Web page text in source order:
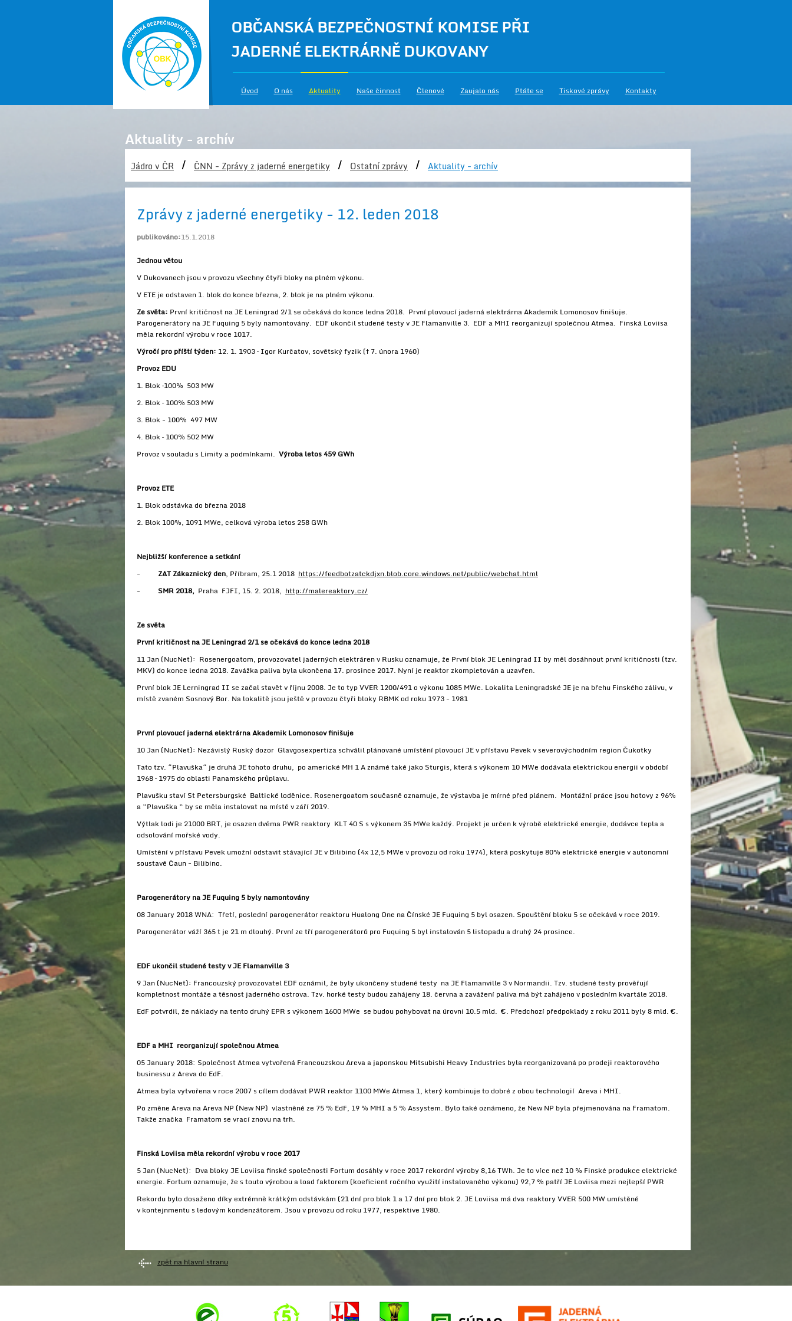
OBČANSKÁ BEZPEČNOSTNÍ KOMISE PŘI
JADERNÉ ELEKTRÁRNĚ DUKOVANY
Úvod O nás Aktuality Naše činnost Členové Zaujalo nás Ptáte se Tiskové zprávy Kontakty
Aktuality - archív
Jádro v ČR / ČNN - Zprávy z jaderné energetiky / Ostatní zprávy / Aktuality - archív
Zprávy z jaderné energetiky - 12. leden 2018
publikováno:15.1.2018
Jednou větou
V Dukovanech jsou v provozu všechny čtyři bloky na plném výkonu.
V ETE je odstaven 1. blok do konce března, 2. blok je na plném výkonu.
Ze světa: První kritičnost na JE Leningrad 2/1 se očekává do konce ledna 2018. První plovoucí jaderná elektrárna Akademik Lomonosov finišuje.
Parogenerátory na JE Fuquing 5 byly namontovány. EDF ukončil studené testy v JE Flamanville 3. EDF a MHI reorganizují společnou Atmea. Finská Loviisa
měla rekordní výrobu v roce 1017.
Výročí pro příští týden: 12. 1. 1903–Igor Kurčatov, sovětský fyzik († 7. února 1960)
Provoz EDU
1. Blok –100% 503 MW
2. Blok – 100% 503 MW
3. Blok - 100% 497 MW
4. Blok – 100% 502 MW
Provoz v souladu s Limity a podmínkami. Výroba letos 459 GWh
Provoz ETE
1. Blok odstávka do března 2018
2. Blok 100%, 1091 MWe, celková výroba letos 258 GWh
Nejbližší konference a setkání
- ZAT Zákaznický den, Příbram, 25.1 2018 https://feedbotzatckdjxn.blob.core.windows.net/public/webchat.html
- SMR 2018, Praha FJFI, 15. 2. 2018, http://malereaktory.cz/
Ze světa
První kritičnost na JE Leningrad 2/1 se očekává do konce ledna 2018
11 Jan (NucNet): Rosenergoatom, provozovatel jaderných elektráren v Rusku oznamuje, že První blok JE Leningrad II by měl dosáhnout první kritičnosti (tzv.
MKV) do konce ledna 2018. Zavážka paliva byla ukončena 17. prosince 2017. Nyní je reaktor zkompletován a uzavřen.
První blok JE Lerningrad II se začal stavět v říjnu 2008. Je to typ VVER 1200/491 o výkonu 1085 MWe. Lokalita Leningradské JE je na břehu Finského zálivu, v
místě zvaném Sosnový Bor. Na lokalitě jsou ještě v provozu čtyři bloky RBMK od roku 1973 - 1981
První plovoucí jaderná elektrárna Akademik Lomonosov finišuje
10 Jan (NucNet): Nezávislý Ruský dozor Glavgosexpertiza schválil plánované umístění plovoucí JE v přístavu Pevek v severovýchodním region Čukotky
Tato tzv. “Plavuška“ je druhá JE tohoto druhu, po americké MH 1 A známé také jako Sturgis, která s výkonem 10 MWe dodávala elektrickou energii v období
1968 – 1975 do oblasti Panamského průplavu.
Plavušku staví St Petersburgské Baltické loděnice. Rosenergoatom současně oznamuje, že výstavba je mírné před plánem. Montážní práce jsou hotovy z 96%
a “Plavuška “ by se měla instalovat na místě v září 2019.
Výtlak lodi je 21000 BRT, je osazen dvěma PWR reaktory KLT 40 S s výkonem 35 MWe každý. Projekt je určen k výrobě elektrické energie, dodávce tepla a
odsolování mořské vody.
Umístění v přístavu Pevek umožní odstavit stávající JE v Bilibino (4x 12,5 MWe v provozu od roku 1974), která poskytuje 80% elektrické energie v autonomní
soustavě Čaun - Bilibino.
Parogenerátory na JE Fuquing 5 byly namontovány
08 January 2018 WNA: Třetí, poslední parogenerátor reaktoru Hualong One na Čínské JE Fuquing 5 byl osazen. Spouštění bloku 5 se očekává v roce 2019.
Parogenerátor váží 365 t je 21 m dlouhý. První ze tří parogenerátorů pro Fuquing 5 byl instalován 5 listopadu a druhý 24 prosince.
EDF ukončil studené testy v JE Flamanville 3
9 Jan (NucNet): Francouzský provozovatel EDF oznámil, že byly ukončeny studené testy na JE Flamanville 3 v Normandii. Tzv. studené testy prověřují
kompletnost montáže a těsnost jaderného ostrova. Tzv. horké testy budou zahájeny 18. června a zavážení paliva má být zahájeno v posledním kvartále 2018.
EdF potvrdil, že náklady na tento druhý EPR s výkonem 1600 MWe se budou pohybovat na úrovni 10.5 mld. €. Předchozí předpoklady z roku 2011 byly 8 mld. €.
EDF a MHI reorganizují společnou Atmea
05 January 2018: Společnost Atmea vytvořená Francouzskou Areva a japonskou Mitsubishi Heavy Industries byla reorganizovaná po prodeji reaktorového
businessu z Areva do EdF.
Atmea byla vytvořena v roce 2007 s cílem dodávat PWR reaktor 1100 MWe Atmea 1, který kombinuje to dobré z obou technologií Areva i MHI.
Po změne Areva na Areva NP (New NP) vlastněné ze 75 % EdF, 19 % MHI a 5 % Assystem. Bylo také oznámeno, že New NP byla přejmenována na Framatom.
Takže značka Framatom se vrací znovu na trh.
Finská Loviisa měla rekordní výrobu v roce 2017
5 Jan (NucNet): Dva bloky JE Loviisa finské společnosti Fortum dosáhly v roce 2017 rekordní výroby 8,16 TWh. Je to více než 10 % Finské produkce elektrické
energie. Fortum oznamuje, že s touto výrobou a load faktorem (koeficient ročního využití instalovaného výkonu) 92,7 % patří JE Loviisa mezi nejlepší PWR
Rekordu bylo dosaženo díky extrémně krátkým odstávkám (21 dní pro blok 1 a 17 dní pro blok 2. JE Loviisa má dva reaktory VVER 500 MW umístěné
v kontejnmentu s ledovým kondenzátorem. Jsou v provozu od roku 1977, respektive 1980.
zpět na hlavní stranu